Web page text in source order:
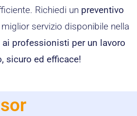
Richiedi un preventivo
servizio disponibile nella
professionisti per un lavoro
sicuro ed efficace!